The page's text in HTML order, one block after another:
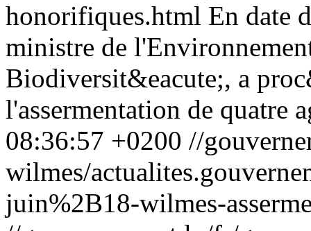
honorifiques.html En date
ministre de
Biodiversit&eacute;, a
l'assermentation de quatre
08:36:57 +0200 //
wilmes/
juin%2B18-wilmes-